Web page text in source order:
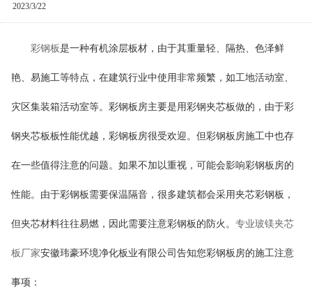
2023/3/22
彩钢板是一种有机涂层板材，由于其重量轻、隔热、色泽鲜
艳、易施工等特点，在建筑行业中使用非常频繁，如工地活动室、
灾区集装箱活动室等。 彩钢板 房主要是用彩钢夹芯板做的 ， 由于彩
钢夹芯板板性能优越，彩钢板房很受欢迎。但彩钢板房施工中也存
在一些值得注意的问题。如果不加以重视，可能会影响彩钢板房的
性能。由于彩钢板需要保温隔音，很多建筑都会采用夹芯彩钢板，
但夹芯材料往往易燃，因此需要注意彩钢板的防火。 专业玻镁夹芯
板厂家安徽玮豪环境净化板业有限公司告知您彩钢板房的施工注意
事项 ：